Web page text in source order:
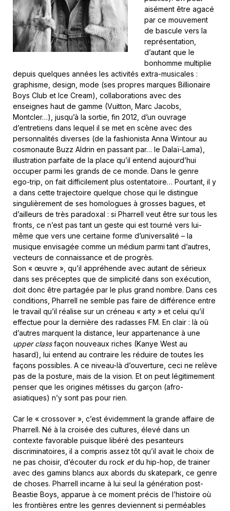
aisément être agacé
par ce mouvement
de bascule vers la
représentation,
d’autant que le
bonhomme multiplie
depuis quelques années les activités extra-musicales :
graphisme, design, mode (ses propres marques Billionaire
Boys Club et Ice Cream), collaborations avec des
enseignes haut de gamme (Vuitton, Marc Jacobs,
Montcler…), jusqu’à la sortie, fin 2012, d’un ouvrage
d’entretiens dans lequel il se met en scène avec des
personnalités diverses (de la fashionista Anna Wintour au
cosmonaute Buzz Aldrin en passant par… le Dalaï-Lama),
illustration parfaite de la place qu’il entend aujourd’hui
occuper parmi les grands de ce monde. Dans le genre
ego-trip, on fait difficilement plus ostentatoire… Pourtant, il y
a dans cette trajectoire quelque chose qui le distingue
singulièrement de ses homologues à grosses bagues, et
d’ailleurs de très paradoxal : si Pharrell veut être sur tous les
fronts, ce n’est pas tant un geste qui est tourné vers lui-
même que vers une certaine forme d’universalité – la
musique envisagée comme un médium parmi tant d’autres,
vecteurs de connaissance et de progrès.
Son « œuvre », qu’il appréhende avec autant de sérieux
dans ses préceptes que de simplicité dans son exécution,
doit donc être partagée par le plus grand nombre. Dans ces
conditions, Pharrell ne semble pas faire de différence entre
le travail qu’il réalise sur un créneau « arty » et celui qu’il
effectue pour la dernière des radasses FM. En clair : là où
d’autres marquent la distance, leur appartenance à une
upper classfaçon nouveaux riches (Kanye West au
hasard), lui entend au contraire les réduire de toutes les
façons possibles. A ce niveau-là d’ouverture, ceci ne relève
pas de la posture, mais de la vision. Et on peut légitimement
penser que les origines métisses du garçon (afro-
asiatiques) n’y sont pas pour rien.
Car le « crossover », c’est évidemment la grande affaire de
Pharrell. Né à la croisée des cultures, élevé dans un
contexte favorable puisque libéré des pesanteurs
discriminatoires, il a compris assez tôt qu’il avait le choix de
ne pas choisir, d’écouter du rock etdu hip-hop, de trainer
avec des gamins blancs aux abords du skatepark, ce genre
de choses. Pharrell incarne à lui seul la génération post-
Beastie Boys, apparue à ce moment précis de l’histoire où
les frontières entre les genres deviennent si perméables